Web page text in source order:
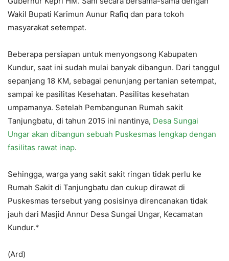
Wakil Bupati Karimun Aunur Rafiq dan para tokoh
masyarakat setempat.
Beberapa persiapan untuk menyongsong Kabupaten
Kundur, saat ini sudah mulai banyak dibangun. Dari tanggul
sepanjang 18 KM, sebagai penunjang pertanian setempat,
sampai ke pasilitas Kesehatan. Pasilitas kesehatan
umpamanya. Setelah Pembangunan Rumah sakit
Tanjungbatu, di tahun 2015 ini nantinya, Desa Sungai
Ungar akan dibangun sebuah Puskesmas lengkap dengan
fasilitas rawat inap.
Sehingga, warga yang sakit sakit ringan tidak perlu ke
Rumah Sakit di Tanjungbatu dan cukup dirawat di
Puskesmas tersebut yang posisinya direncanakan tidak
jauh dari Masjid Annur Desa Sungai Ungar, Kecamatan
Kundur.*
(Ard)